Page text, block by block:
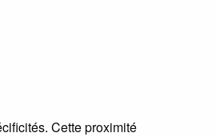
Cette proximité